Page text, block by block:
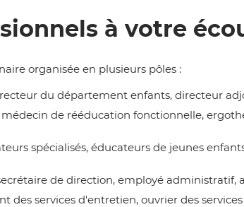
à votre
organisée en plusieurs pôles :
du département enfants, directeur
médecin de rééducation fonctionnelle,
spécialisés, éducateurs de jeunes
de direction, employé administratif,
des services d'entretien, ouvrier des